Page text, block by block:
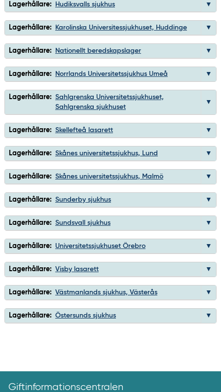
Lagerhållare: Hudiksvalls sjukhus
Lagerhållare: Karolinska Universitessjukhuset, Huddinge
Lagerhållare: Nationellt beredskapslager
Lagerhållare: Norrlands Universitetssjukhus Umeå
Lagerhållare: Sahlgrenska Universitetssjukhuset,
Sahlgrenska sjukhuset
Lagerhållare: Skellefteå lasarett
Lagerhållare: Skånes universitetssjukhus, Lund
Lagerhållare: Skånes universitetssjukhus, Malmö
Lagerhållare: Sunderby sjukhus
Lagerhållare: Sundsvall sjukhus
Lagerhållare: Universitetssjukhuset Örebro
Lagerhållare: Visby lasarett
Lagerhållare: Västmanlands sjukhus, Västerås
Lagerhållare: Östersunds sjukhus
Giftinformationscentralen